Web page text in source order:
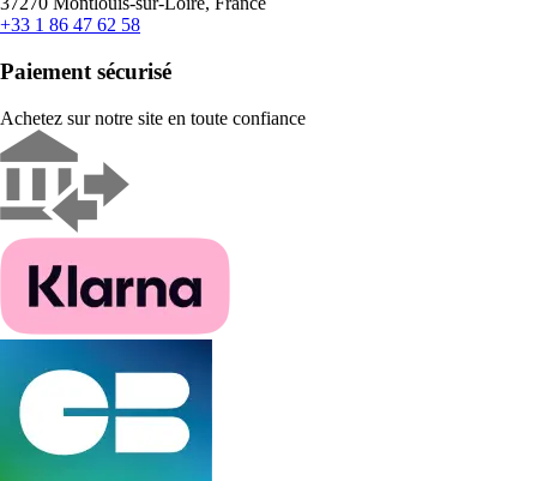
+33 1 86 47 62 58
Paiement sécurisé
Achetez sur notre site en toute confiance